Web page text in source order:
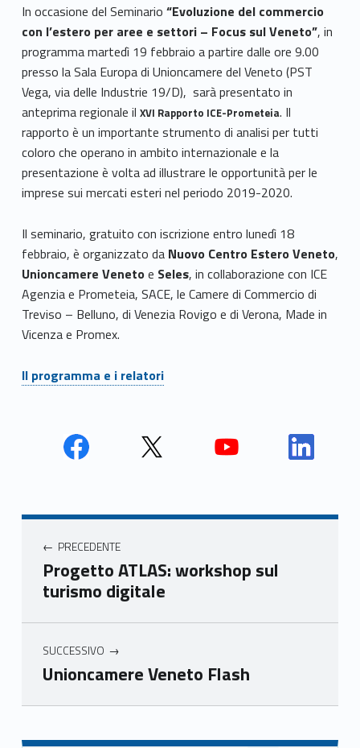
In occasione del Seminario “Evoluzione del commercio
con l’estero per aree e settori – Focus sul Veneto”, in
programma martedì 19 febbraio a partire dalle ore 9.00
presso la Sala Europa di Unioncamere del Veneto (PST
Vega, via delle Industrie 19/D), sarà presentato in
anteprima regionale il XVI Rapporto ICE-Prometeia. Il
rapporto è un importante strumento di analisi per tutti
coloro che operano in ambito internazionale e la
presentazione è volta ad illustrare le opportunità per le
imprese sui mercati esteri nel periodo 2019-2020.
Il seminario, gratuito con iscrizione entro lunedì 18
febbraio, è organizzato da Nuovo Centro Estero Veneto,
Unioncamere Venetoe Seles, in collaborazione con ICE
Agenzia e Prometeia, SACE, le Camere di Commercio di
Treviso – Belluno, di Venezia Rovigo e di Verona, Made in
Vicenza e Promex.
Il programma e i relatori
Unio
mer
e
Ven
Unio
e
Ven
Unio
e
Unio
Navigazione articoli
PRECEDENTE
Progetto ATLAS: workshop sul
turismo digitale
SUCCESSIVO
Unioncamere Veneto Flash
Skip back to main navigation